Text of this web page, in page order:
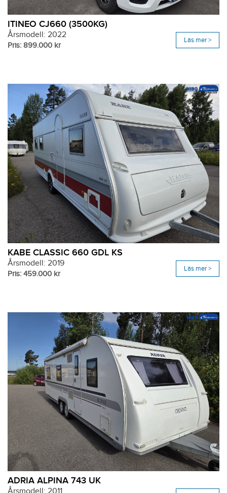
ITINEO CJ660 (3500KG)
Årsmodell: 2022
Pris: 899.000 kr
Läs mer >
KABE CLASSIC 660 GDL KS
Årsmodell: 2019
Pris: 459.000 kr
Läs mer >
ADRIA ALPINA 743 UK
Årsmodell: 2011